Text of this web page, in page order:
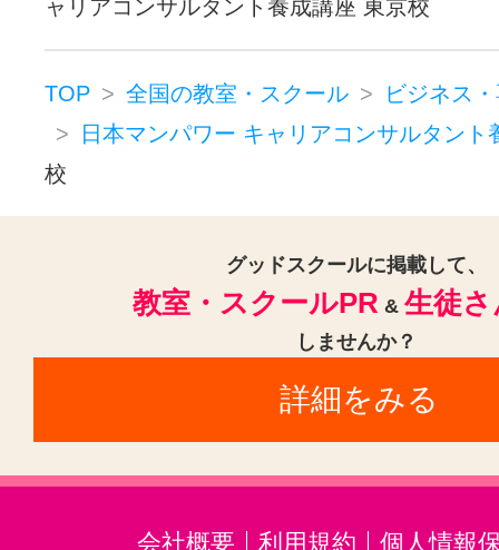
代 女性 行政）
なりたい自分の実現を全力でサポートい
チャレンジしましょう！
ャリアコンサルタント養成講座 東京校
TOP 全国の教室・スクール
ビジネス
日本マンパワー キャリアコンサルタント
校
グッドスクールに掲載して、
教室・スクールPR & 生徒
しませんか？
詳細をみる
会社概要 利用規約
個人情報